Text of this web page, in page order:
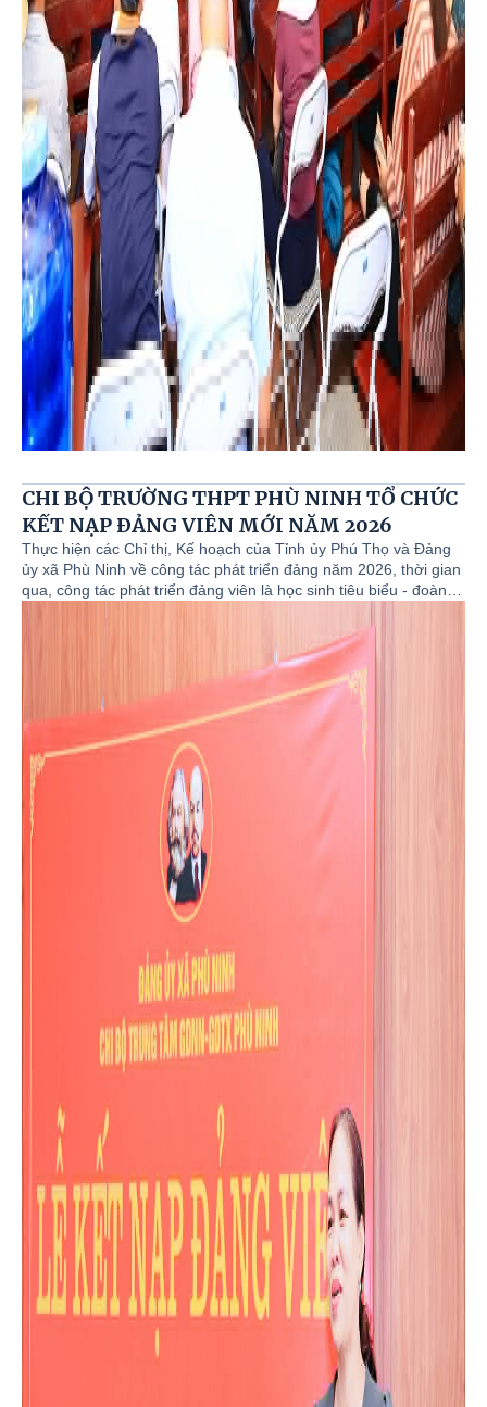
CHI BỘ TRƯỜNG THPT PHÙ NINH TỔ CHỨC
KẾT NẠP ĐẢNG VIÊN MỚI NĂM 2026
Thực hiện các Chỉ thị, Kế hoạch của Tỉnh ủy Phú Thọ và Đảng
ủy xã Phù Ninh về công tác phát triển đảng năm 2026, thời gian
qua, công tác phát triển đảng viên là học sinh tiêu biểu - đoàn
nhà trường xác định là một trong những nhiệm vụ chính trị trọng